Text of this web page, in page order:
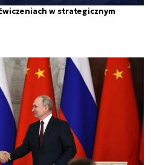
w strategicznym